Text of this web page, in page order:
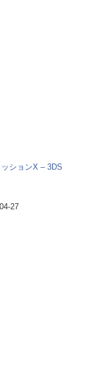
ションX – 3DS
27